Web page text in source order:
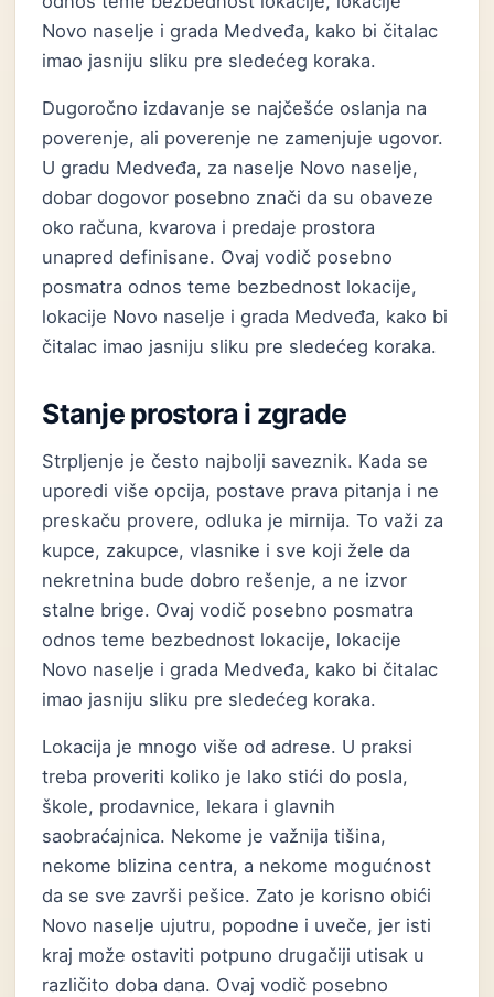
Novo naselje i grada Medveđa, kako bi čitalac
imao jasniju sliku pre sledećeg koraka.
Dugoročno izdavanje se najčešće oslanja na
poverenje, ali poverenje ne zamenjuje ugovor.
U gradu Medveđa, za naselje Novo naselje,
dobar dogovor posebno znači da su obaveze
oko računa, kvarova i predaje prostora
unapred definisane. Ovaj vodič posebno
posmatra odnos teme bezbednost lokacije,
lokacije Novo naselje i grada Medveđa, kako bi
čitalac imao jasniju sliku pre sledećeg koraka.
Stanje prostora i zgrade
Strpljenje je često najbolji saveznik. Kada se
uporedi više opcija, postave prava pitanja i ne
preskaču provere, odluka je mirnija. To važi za
kupce, zakupce, vlasnike i sve koji žele da
nekretnina bude dobro rešenje, a ne izvor
stalne brige. Ovaj vodič posebno posmatra
odnos teme bezbednost lokacije, lokacije
Novo naselje i grada Medveđa, kako bi čitalac
imao jasniju sliku pre sledećeg koraka.
Lokacija je mnogo više od adrese. U praksi
treba proveriti koliko je lako stići do posla,
škole, prodavnice, lekara i glavnih
saobraćajnica. Nekome je važnija tišina,
nekome blizina centra, a nekome mogućnost
da se sve završi pešice. Zato je korisno obići
Novo naselje ujutru, popodne i uveče, jer isti
kraj može ostaviti potpuno drugačiji utisak u
različito doba dana. Ovaj vodič posebno